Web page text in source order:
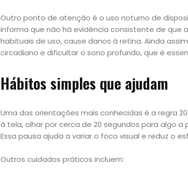
Início
Academia
Beleza
Bora
lá!
Outro ponto de atenção é o uso noturno de
informa que não há evidência consistente de que
habituais de uso, cause danos à retina. Ainda
circadiano e dificultar o sono profundo, que é
Hábitos simples que ajudam
Uma das orientações mais conhecidas é a regra
à tela, olhar por cerca de 20 segundos para algo
Essa pausa ajuda a variar o foco visual e reduz o
Outros cuidados práticos incluem: